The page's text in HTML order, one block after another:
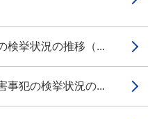
挙状況の推移（...
犯の検挙状況の...